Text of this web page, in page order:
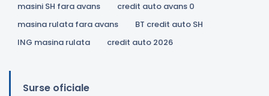
masini SH fara avans
credit auto avans 0
masina rulata fara avans
BT credit auto SH
ING masina rulata
credit auto 2026
Surse oficiale